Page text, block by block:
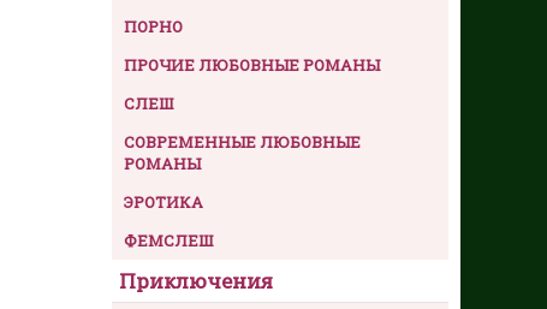
ПОРНО
ПРОЧИЕ ЛЮБОВНЫЕ РОМАНЫ
СЛЕШ
СОВРЕМЕННЫЕ ЛЮБОВНЫЕ
РОМАНЫ
ЭРОТИКА
ФЕМСЛЕШ
Приключения